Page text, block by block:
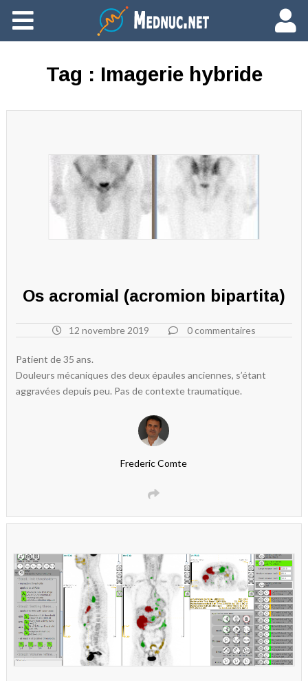
Ajouter du contenu
Tag : Imagerie hybride
Os acromial (acromion bipartita)
12 novembre 2019 0 commentaires
Patient de 35 ans.
Douleurs mécaniques des deux épaules anciennes, s’étant
aggravées depuis peu. Pas de contexte traumatique.
Frederic Comte